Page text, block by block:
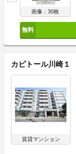
画像：30枚
カピトール川崎１
賃貸マンション